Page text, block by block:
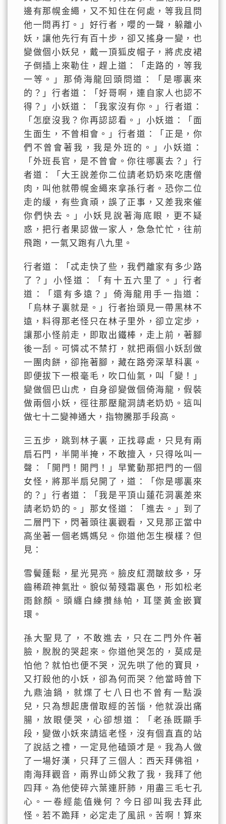
邊有那幌金繩，又不知住在何處，等我且問
他一問再打。」好行者，嚶的一聲，躲離小
妖，讓他先行有百十步，卻又搖身一變，也
變做個小妖兒，戴一頂狐皮帽子，將虎皮裙
子倒插上來勒住，趕上道：「走路的，等我
一等。」那倚海龍回頭問道：「是哪裏來
的？」行者道：「好哥啊，連自家人也認不
得？」小妖道：「我家沒有你。」行者道：
「怎麼沒我？你再認認看。」小妖道：「面
生面生，不曾相會。」行者道：「正是，你
們不曾會著我，我是外班的。」小妖道：
「外班長官，是不曾會。你往哪裏去？」行
者道：「大王說差你二位請老奶奶來吃唐僧
肉，叫他就帶幌金繩來拿孫行者。恐你二位
走的緩，有些貪頑，誤了正事，又差我來催
你們快去。」小妖見說著海底眼，更不疑
惑，把行者果認做一家人，急急忙忙，往前
飛跑，一氣又跑有八九里。
行者道：「忒走快了些，我們離家有多少路
了？」小怪道：「有十五六里了。」行者
道：「還有多遠？」倚海龍用手一指道：
「烏林子裏就是。」行者抬頭見一帶黑林不
遠，料得那老怪只在林子里外，卻立定步，
讓那小怪前走，即取出鐵棒，走上前，著腳
後一刮。可憐忒不禁打，就把兩個小妖刮做
一團肉餅，卻拖著腳，藏在路旁深草科裏。
即便拔下一根毫毛，吹口仙氣，叫「變！」
變做個巴山虎，自身卻變做個倚海龍，假裝
做兩個小妖，徑往那壓龍洞請老奶奶。這叫
做七十二變神通大，指物騰那手段高。
三五步，跳到林子裏，正找尋處，只見有兩
扇石門，半開半掩，不敢擅入，只得吆叫一
聲：「開門！開門！」早驚動那把門的一個
女怪，將那半扇兒開了，道：「你是哪裏來
的？」行者道：「我是平頂山蓮花洞裏差來
請老奶奶的。」那女怪道：「進去。」到了
二層門下，閃著頭往裏觀看，又見那正當中
高坐著一個老媽媽兒。你道他怎生模樣？但
見：
雪鬢蓬鬆，星光晃亮。臉皮紅潤皺紋多，牙
齒稀疏神氣壯。貌似菊殘霜裏色，形如松老
雨餘顏。頭纏白練攢絲帕，耳墜黃金嵌寶
環。
孫大聖見了，不敢進去，只在二門外仵著
臉，脫脫的哭起來。你道他哭怎的，莫成是
怕他？就怕也便不哭，況先哄了他的寶貝，
又打殺他的小妖，卻為何而哭？他當時曾下
九鼎油鍋，就煠了七八日也不曾有一點淚
兒，只為想起唐僧取經的苦惱，他就淚出痛
腸，放眼便哭，心卻想道：「老孫既顯手
段，變做小妖來請這老怪，沒有個直直的站
了說話之禮，一定見他磕頭才是。我為人做
了一場好漢，只拜了三個人：西天拜佛祖，
南海拜觀音，兩界山師父救了我，我拜了他
四拜。為他使碎六葉連肝肺，用盡三毛七孔
心。一卷經能值幾何？今日卻叫我去拜此
怪。若不跪拜，必定走了風訊。苦啊！算來